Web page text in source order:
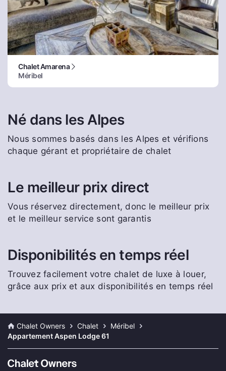
Chalet Amarena
Méribel
Né dans les Alpes
Nous sommes basés dans les Alpes et vérifions
chaque gérant et propriétaire de chalet
Le meilleur prix direct
Vous réservez directement, donc le meilleur prix
et le meilleur service sont garantis
Disponibilités en temps réel
Trouvez facilement votre chalet de luxe à louer,
grâce aux prix et aux disponibilités en temps réel
Chalet Owners Chalet
Méribel
Appartement Aspen Lodge 61